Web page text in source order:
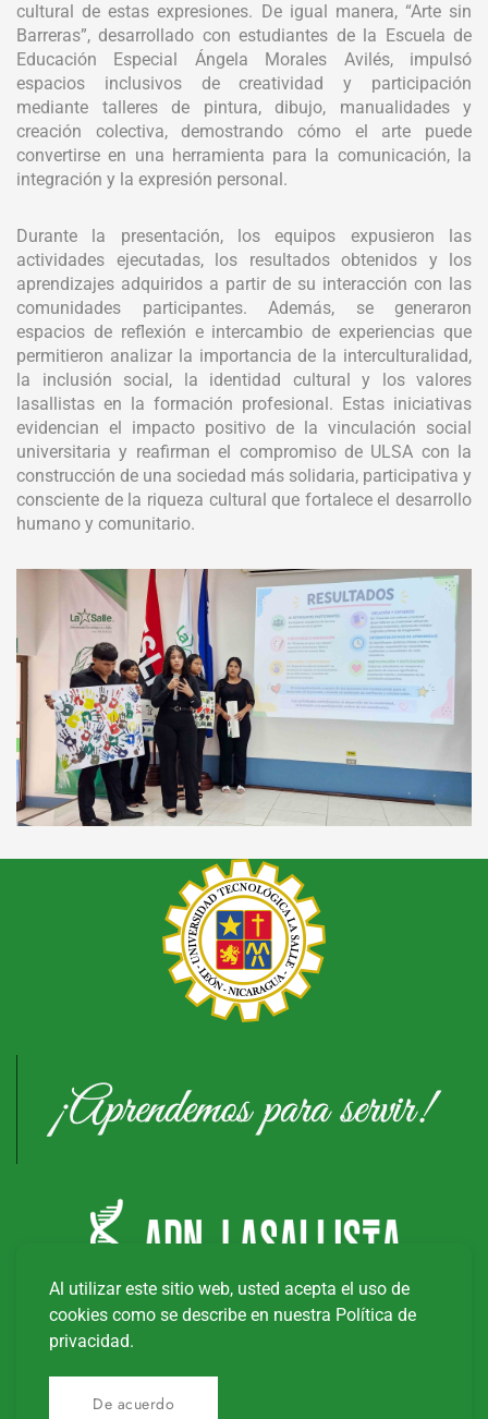
cultural de estas expresiones. De igual manera, “Arte sin
Barreras”, desarrollado con estudiantes de la Escuela de
Educación Especial Ángela Morales Avilés, impulsó
espacios inclusivos de creatividad y participación
mediante talleres de pintura, dibujo, manualidades y
creación colectiva, demostrando cómo el arte puede
convertirse en una herramienta para la comunicación, la
integración y la expresión personal.
Durante la presentación, los equipos expusieron las
actividades ejecutadas, los resultados obtenidos y los
aprendizajes adquiridos a partir de su interacción con las
comunidades participantes. Además, se generaron
espacios de reflexión e intercambio de experiencias que
permitieron analizar la importancia de la interculturalidad,
la inclusión social, la identidad cultural y los valores
lasallistas en la formación profesional. Estas iniciativas
evidencian el impacto positivo de la vinculación social
universitaria y reafirman el compromiso de ULSA con la
construcción de una sociedad más solidaria, participativa y
consciente de la riqueza cultural que fortalece el desarrollo
humano y comunitario.
Copyright © 20
Al utilizar este sitio web, usted acepta el uso de
cookies como se describe en nuestra Política de
privacidad.
De acuerdo